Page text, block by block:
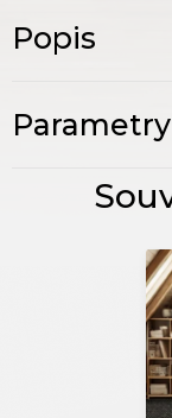
Popis
Parametry